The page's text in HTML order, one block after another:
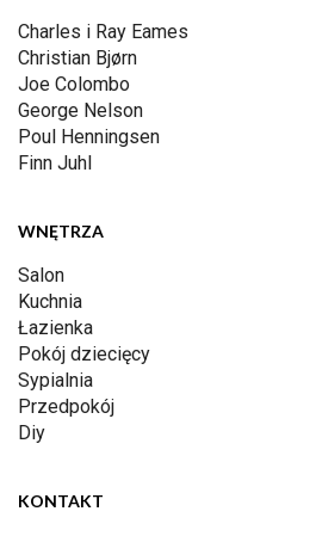
Charles i Ray Eames
Christian Bjørn
Joe Colombo
George Nelson
Poul Henningsen
Finn Juhl
WNĘTRZA
Salon
Kuchnia
Łazienka
Pokój dziecięcy
Sypialnia
Przedpokój
Diy
KONTAKT